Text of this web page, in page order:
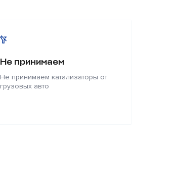
Не принимаем
Не принимаем катализаторы от
грузовых авто